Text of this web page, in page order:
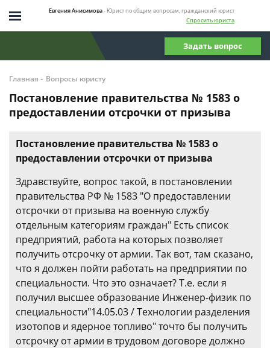
Евгения Анисимова- Юрист по общим вопросам, гражданский юрист
Спросить юриста
Задать вопрос
Главная - Вопросы юристу
Постановление правительства № 1583 о
предоставлении отсрочки от призыва
Постановление правительства № 1583 о
предоставлении отсрочки от призыва
Здравствуйте, вопрос такой, в постановлении
правительства РФ № 1583 "О предоставлении
отсрочки от призыва на военную службу
отдельным категориям граждан" Есть список
предприятий, работа на которых позволяет
получить отсрочку от армии. Так вот, там сказано,
что я должен пойти работать на предприятии по
специальности. Что это означает? Т.е. если я
получил высшее образование Инженер-физик по
специальности"14.05.03 / Технологии разделения
изотопов и ядерное топливо" точто бы получить
отсрочку от армии в трудовом договоре должно